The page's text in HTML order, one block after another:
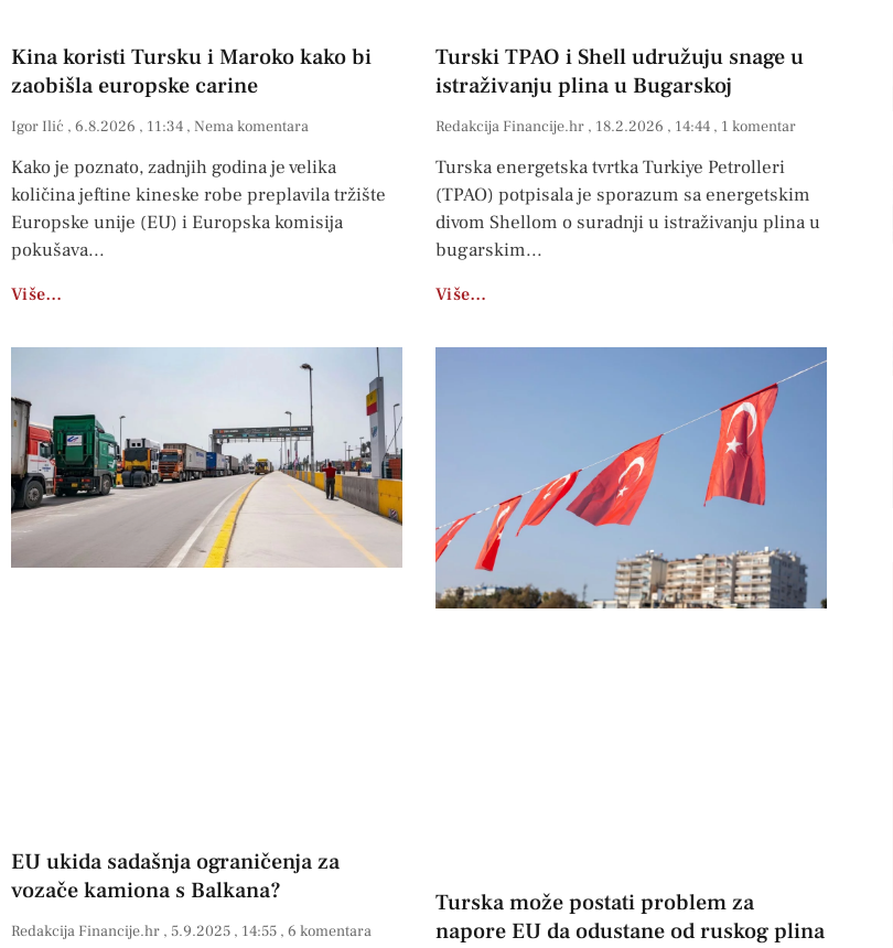
Kina koristi Tursku i Maroko kako bi
zaobišla europske carine
Igor Ilić 6.8.2026 11:34 Nema komentara
Kako je poznato, zadnjih godina je velika
količina jeftine kineske robe preplavila tržište
Europske unije (EU) i Europska komisija
pokušava
Više…
Turski TPAO i Shell udružuju snage u
istraživanju plina u Bugarskoj
Redakcija Financije.hr 18.2.2026 14:44 1 komentar
Turska energetska tvrtka ⁠Turkiye Petrolleri
(TPAO) potpisala je sporazum sa energetskim
divom Shellom o suradnji u istraživanju plina u
bugarskim
Više…
EU ukida sadašnja ograničenja za
vozače kamiona s Balkana?
Redakcija Financije.hr 5.9.2025 14:55 6 komentara
Turska može postati problem za
napore EU da odustane od ruskog plina